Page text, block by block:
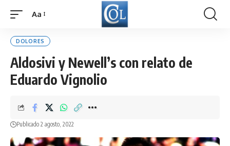
Font
Aa
DOLORES
Aldosivi y Newell’s con relato de
Eduardo Vignolio
Publicado 2 agosto, 2022